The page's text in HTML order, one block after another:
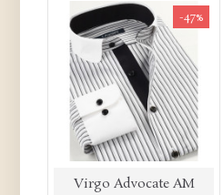
-47%
Virgo Advocate AM